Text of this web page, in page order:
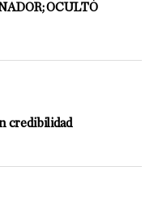
OCULTÓ
credibilidad